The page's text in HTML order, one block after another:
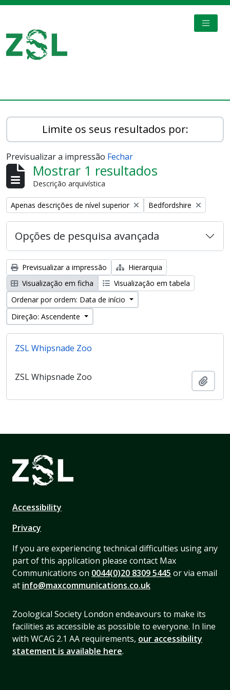
Limite os seus resultados por:
Previsualizar a impressão Fechar
Mostrar 1 resultados
Descrição arquivística
Remove filter:
Apenas descrições de nível superior Remove filter:
Bedfordshire
Opções de pesquisa avançada
Previsualizar a impressão
Hierarquia
Visualização em ficha
Visualização em tabela
Ordenar por ordem: Data de início
Direção: Ascendente
ZSL Whipsnade Zoo
ZSL Whipsnade Zoo
Accessibility
Privacy
If you are experiencing technical difficulties using any
part of this application please contact Max
Communications on 0044(0)20 8309 5445 or via email
at info@maxcommunications.co.uk
Zoological Society London endeavours to make its
facilities as accessible as possible to everyone. In line
with WCAG 2.1 AA requirements, our accessibility
statement is available here.